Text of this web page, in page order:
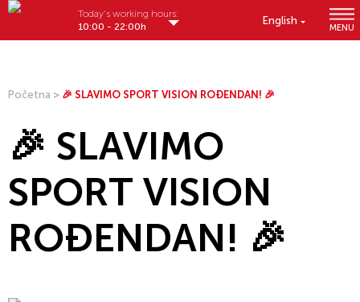
English
MENU
Today's working hours:
10:00 - 22:00h
Početna > 🎉 SLAVIMO SPORT VISION ROĐENDAN! 🎉
🎉 SLAVIMO
SPORT VISION
ROĐENDAN! 🎉